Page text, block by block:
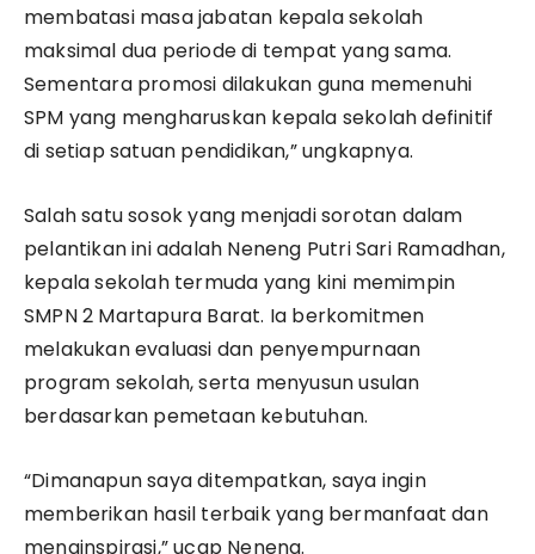
membatasi masa jabatan kepala sekolah
maksimal dua periode di tempat yang sama.
Sementara promosi dilakukan guna memenuhi
SPM yang mengharuskan kepala sekolah definitif
di setiap satuan pendidikan,” ungkapnya.
Salah satu sosok yang menjadi sorotan dalam
pelantikan ini adalah Neneng Putri Sari Ramadhan,
kepala sekolah termuda yang kini memimpin
SMPN 2 Martapura Barat. Ia berkomitmen
melakukan evaluasi dan penyempurnaan
program sekolah, serta menyusun usulan
berdasarkan pemetaan kebutuhan.
“Dimanapun saya ditempatkan, saya ingin
memberikan hasil terbaik yang bermanfaat dan
menginspirasi,” ucap Neneng.